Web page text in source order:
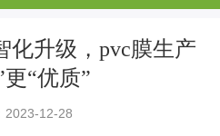
化升级，pvc膜生产
更“优质”
2023-12-28